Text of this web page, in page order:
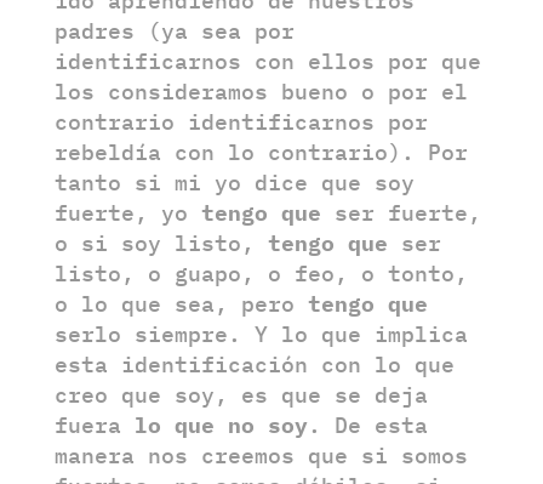
padres (ya sea por
identificarnos con ellos por que
los consideramos bueno o por el
contrario identificarnos por
rebeldía con lo contrario). Por
tanto si mi yo dice que soy
fuerte, yo tengo que ser fuerte,
o si soy listo, tengo que ser
listo, o guapo, o feo, o tonto,
o lo que sea, pero tengo que
serlo siempre. Y lo que implica
esta identificación con lo que
creo que soy, es que se deja
fuera lo que no soy. De esta
manera nos creemos que si somos